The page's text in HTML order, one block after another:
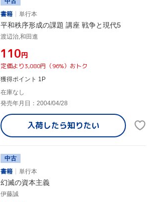
書籍
単行本
平和秩序形成の課題 講座 戦争と現代5
渡辺治,和田進
¥110円
定価より3,080円（96%）おトク
獲得ポイント 1P
在庫なし
発売年月日：2004/04/28
入荷したら知りたい
中古
書籍
単行本
幻滅の資本主義
伊藤誠